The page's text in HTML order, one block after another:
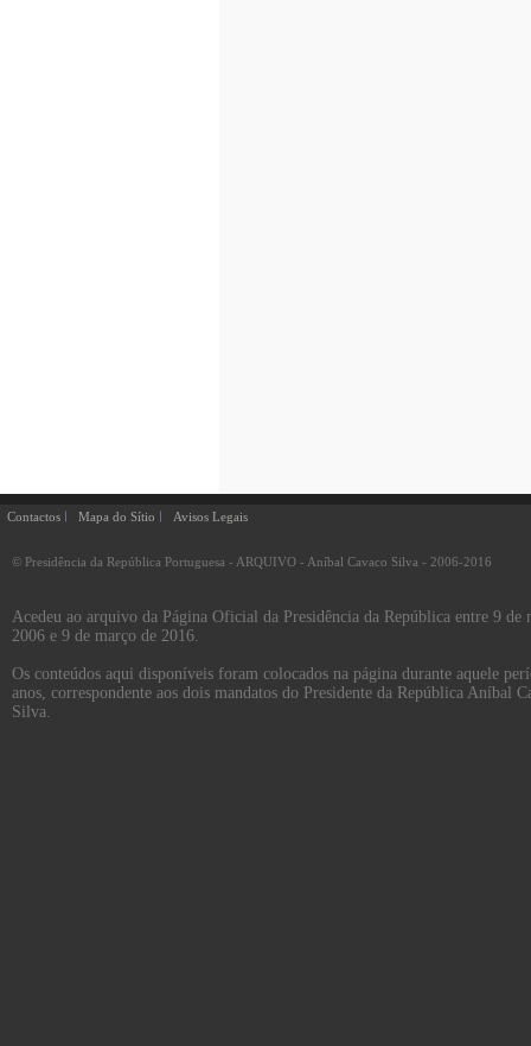
Contactos Mapa do Sítio Avisos Legais
© Presidência da República Portuguesa - ARQUIVO - Aníbal Cavaco Silva - 2006-2016
Acedeu ao arquivo da Página Oficial da Presidência da República entre 9 de
2006 e 9 de março de 2016.
Os conteúdos aqui disponíveis foram colocados na página durante aquele
anos, correspondente aos dois mandatos do Presidente da República Aníbal
Silva.